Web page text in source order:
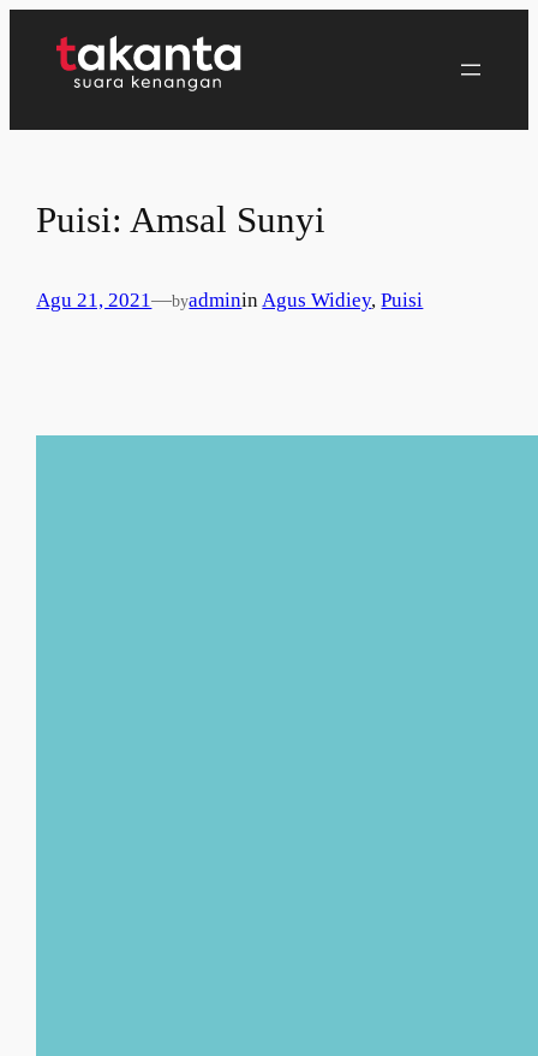
Puisi: Amsal Sunyi
Agu 21, 2021—byadmininAgus Widiey, Puisi